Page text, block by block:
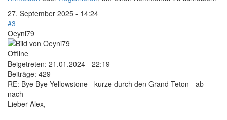
27. September 2025 - 14:24
#3
Oeyni79
Offline
Beigetreten: 21.01.2024 - 22:19
Beiträge: 429
RE: Bye Bye Yellowstone - kurze durch den Grand Teton - ab
nach
Lieber Alex,